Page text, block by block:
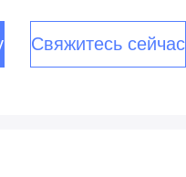
Свяжитесь сейчас